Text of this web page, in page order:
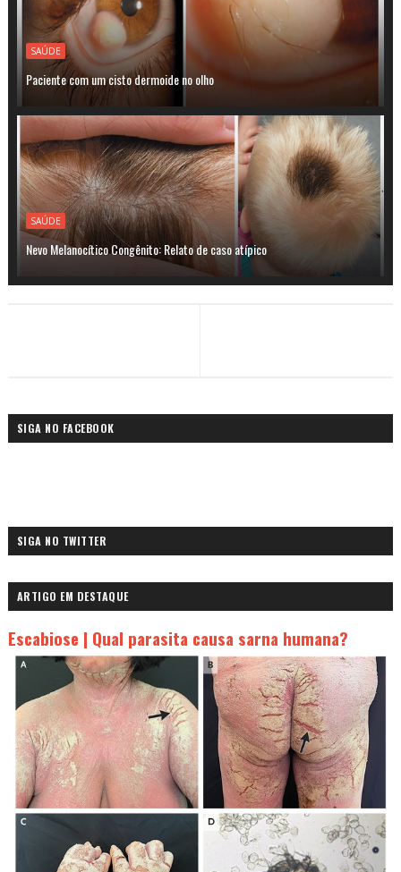
SAÚDE
Paciente com um cisto dermoide no olho
SAÚDE
Nevo Melanocítico Congênito: Relato de caso atípico
SIGA NO FACEBOOK
SIGA NO TWITTER
ARTIGO EM DESTAQUE
Escabiose | Qual parasita causa sarna humana?